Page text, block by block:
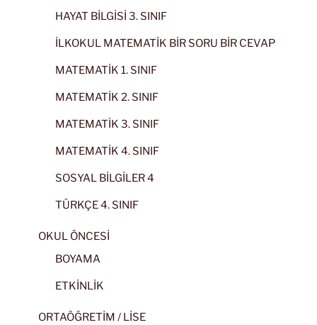
HAYAT BİLGİSİ 3. SINIF
İLKOKUL MATEMATİK BİR SORU BİR CEVAP
MATEMATİK 1. SINIF
MATEMATİK 2. SINIF
MATEMATİK 3. SINIF
MATEMATİK 4. SINIF
SOSYAL BİLGİLER 4
TÜRKÇE 4. SINIF
OKUL ÖNCESİ
BOYAMA
ETKİNLİK
ORTAÖĞRETİM / LİSE